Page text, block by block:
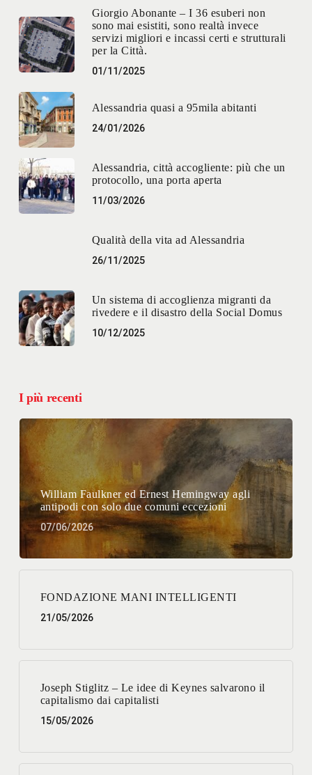
Giorgio Abonante – I 36 esuberi non
sono mai esistiti, sono realtà invece
servizi migliori e incassi certi e strutturali
per la Città.
01/11/2025
Alessandria quasi a 95mila abitanti
24/01/2026
Alessandria, città accogliente: più che un
protocollo, una porta aperta
11/03/2026
Qualità della vita ad Alessandria
26/11/2025
Un sistema di accoglienza migranti da
rivedere e il disastro della Social Domus
10/12/2025
I più recenti
William Faulkner ed Ernest Hemingway agli
antipodi con solo due comuni eccezioni
07/06/2026
FONDAZIONE MANI INTELLIGENTI
21/05/2026
Joseph Stiglitz – Le idee di Keynes salvarono il
capitalismo dai capitalisti
15/05/2026